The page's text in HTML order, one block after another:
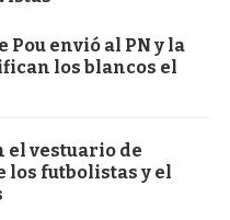
Pou envió al PN y la
los blancos el
el vestuario de
los futbolistas y el